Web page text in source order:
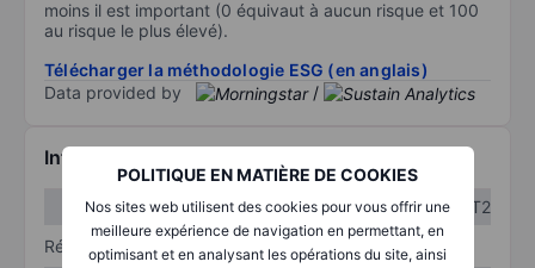
POLITIQUE EN MATIÈRE DE COOKIES
Nos sites web utilisent des cookies pour vous offrir une
meilleure expérience de navigation en permettant, en
optimisant et en analysant les opérations du site, ainsi
moins il est important (0 équivaut à aucun risque et 100
au risque le plus élevé).
Télécharger la méthodologie ESG (en anglais)
Data provided by
/
Informations financières
T1
T2
Résultats